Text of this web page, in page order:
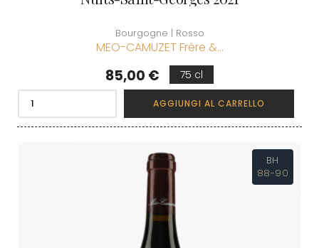
Bourgogne | Rosso
MEO-CAMUZET Frère &...
Prezzo
85,00 € 75 cl
AGGIUNGI AL CARRELLO
BH
88-90